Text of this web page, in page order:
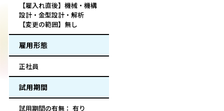
【雇入れ直後】機械・機構
設計・金型設計・解析
【変更の範囲】無し
雇用形態
正社員
試用期間
試用期間の有無： 有り